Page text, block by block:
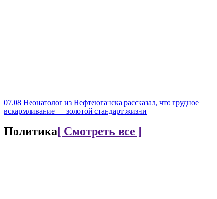
07.08 Неонатолог из Нефтеюганска рассказал, что грудное
вскармливание — золотой стандарт жизни
Политика[ Смотреть все ]